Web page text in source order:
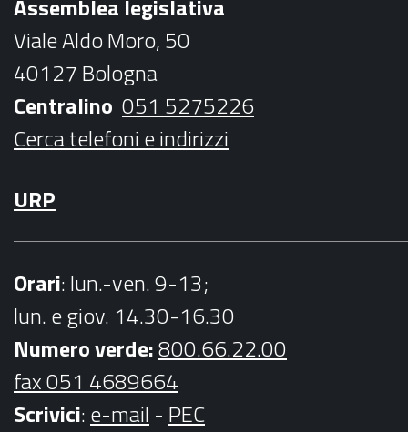
k
a
m
b
e
Assemblea legislativa
Viale Aldo Moro, 50
40127 Bologna
Centralino 051 5275226
Cerca telefoni e indirizzi
URP
Orari: lun.-ven. 9-13;
lun. e giov. 14.30-16.30
Numero verde:800.66.22.00
fax 051 4689664
Scrivici:e-mail - PEC